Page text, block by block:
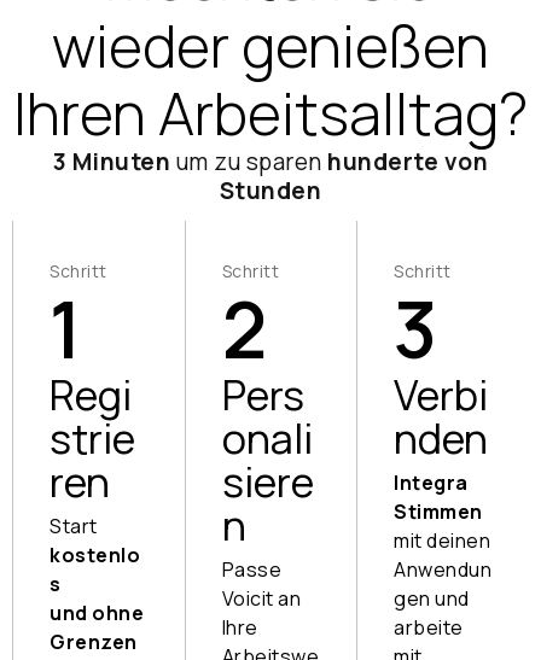
wieder genießen
Ihren Arbeitsalltag?
3 Minuten um zu sparen hunderte von
Stunden
Schritt
1
Regi
strie
ren
Start
kostenlo
s
und ohne
Grenzen
Schritt
2
Pers
onali
siere
n
Passe
Voicit an
Ihre
Schritt
3
Verbi
nden
Integra
Stimmen
mit deinen
Anwendun
gen und
arbeite